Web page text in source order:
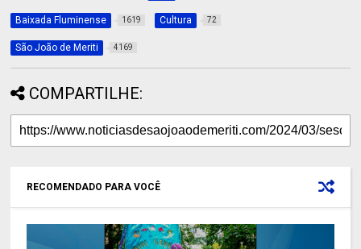
Baixada Fluminense 1619 Cultura 72
São João de Meriti 4169
COMPARTILHE:
RECOMENDADO PARA VOCÊ